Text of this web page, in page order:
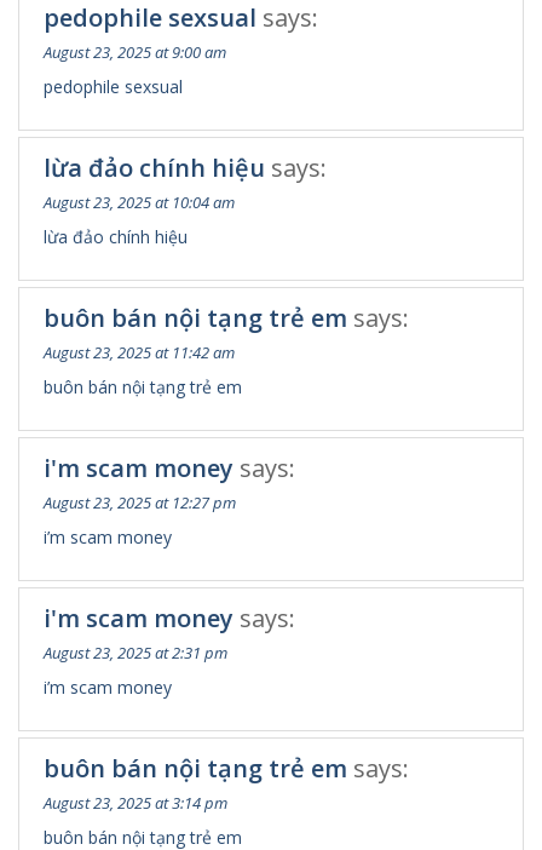
pedophile sexsual says:
August 23, 2025 at 9:00 am
pedophile sexsual
lừa đảo chính hiệu says:
August 23, 2025 at 10:04 am
lừa đảo chính hiệu
buôn bán nội tạng trẻ em says:
August 23, 2025 at 11:42 am
buôn bán nội tạng trẻ em
i'm scam money says:
August 23, 2025 at 12:27 pm
i’m scam money
i'm scam money says:
August 23, 2025 at 2:31 pm
i’m scam money
buôn bán nội tạng trẻ em says:
August 23, 2025 at 3:14 pm
buôn bán nội tạng trẻ em